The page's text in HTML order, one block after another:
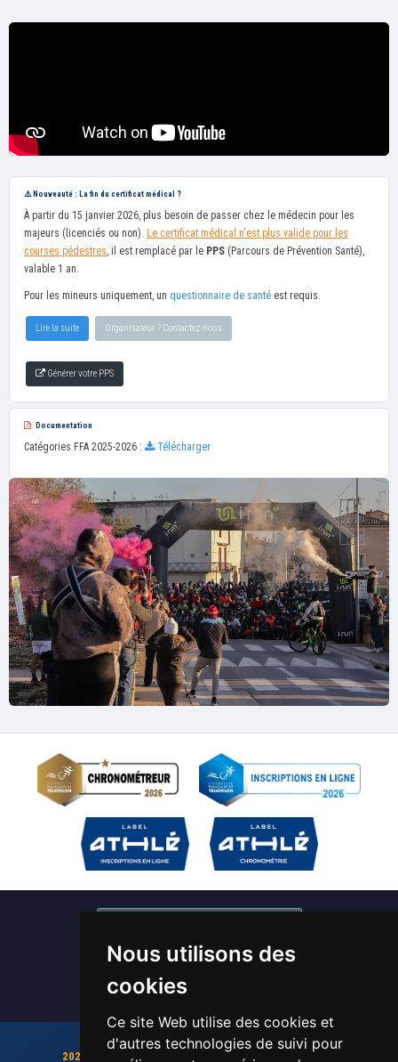
Nous utilisons des
cookies
Ce site Web utilise des cookies et
d'autres technologies de suivi pour
⚠️ Nouveauté : La fin du certificat médical ?
À partir du 15 janvier 2026, plus besoin de passer chez le médecin pour les
majeurs (licenciés ou non). Le certificat médical n'est plus valide pour les
courses pédestres, il est remplacé par le PPS (Parcours de Prévention Santé),
valable 1 an.
Pour les mineurs uniquement, un questionnaire de santé est requis.
Lire la suite Organisateur ? Contactez-nous
Générer votre PPS
Documentation
Catégories FFA 2025-2026 : Télécharger
Devenir bénévole / Chronométreur
2026 sera une année pleine d'exploits, et de records !!